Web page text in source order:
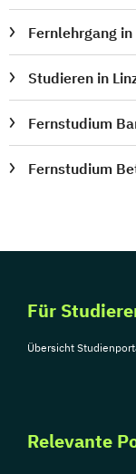
Fernlehrgang in
Studieren in
Fernstudium
Fernstudium
Für
Übersicht
Relevante